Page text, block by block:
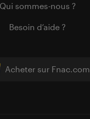
Acheter sur Fnac.com
Qui sommes-nous ?
Besoin d’aide ?